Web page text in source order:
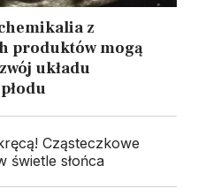
z
produktów mogą
układu
Cząsteczkowe
świetle słońca